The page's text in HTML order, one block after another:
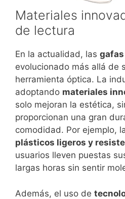
Materiales
de lectura
En la actualidad, las
evolucionado más allá de
herramienta óptica. La
adoptando materiales
solo mejoran la estética,
proporcionan una gran
comodidad. Por ejemplo,
plásticos ligeros y
usuarios lleven puestas
largas horas sin sentir
Además, el uso de